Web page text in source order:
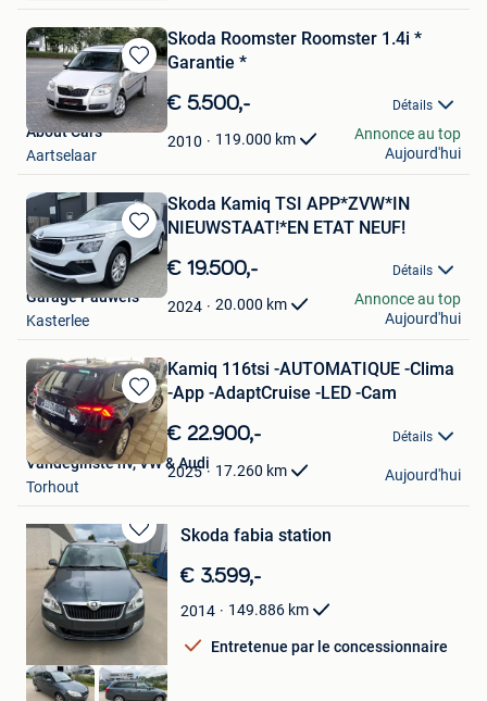
Sauvegarder
dans
Mes
Favoris
Skoda Roomster Roomster 1.4i *
Garantie *
€ 5.500,- Détails
2010 119.000 km
About Cars
Aartselaar
Annonce au top
Aujourd'hui
Sauvegarder
dans
Mes
Favoris
Skoda Kamiq TSI APP*ZVW*IN
NIEUWSTAAT!*EN ETAT NEUF!
€ 19.500,- Détails
2024 20.000 km
Garage Pauwels
Kasterlee
Annonce au top
Aujourd'hui
Sauvegarder
dans
Mes
Favoris
Kamiq 116tsi -AUTOMATIQUE -Clima
-App -AdaptCruise -LED -Cam
€ 22.900,- Détails
2025 17.260 km
Vandeginste nv, VW & Audi
Torhout
Aujourd'hui
Sauvegarder
dans
Mes
Favoris
Skoda fabia station
€ 3.599,-
2014 149.886 km
Entretenue par le concessionnaire